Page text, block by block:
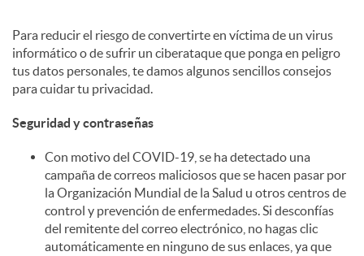
e
c
o
Para reducir el riesgo de convertirte en víctima de un virus
informático o de sufrir un ciberataque que ponga en peligro
tus datos personales, te damos algunos sencillos consejos
para cuidar tu privacidad.
Seguridad y contraseñas
Con motivo del COVID-19, se ha detectado una
campaña de correos maliciosos que se hacen pasar por
la Organización Mundial de la Salud u otros centros de
control y prevención de enfermedades. Si desconfías
del remitente del correo electrónico, no hagas clic
automáticamente en ninguno de sus enlaces, ya que